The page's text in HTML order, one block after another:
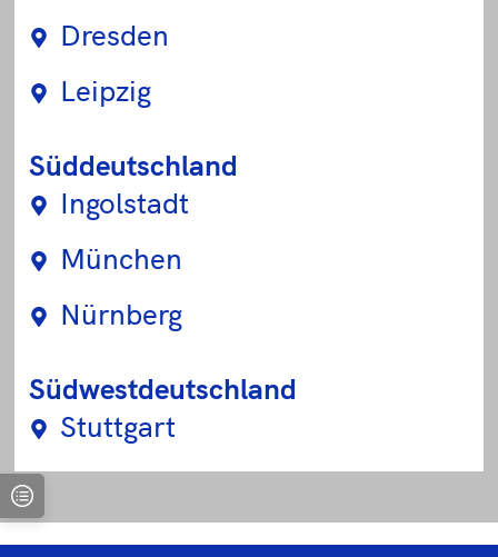
Dresden
Leipzig
Süddeutschland
Ingolstadt
München
Nürnberg
Südwestdeutschland
Stuttgart